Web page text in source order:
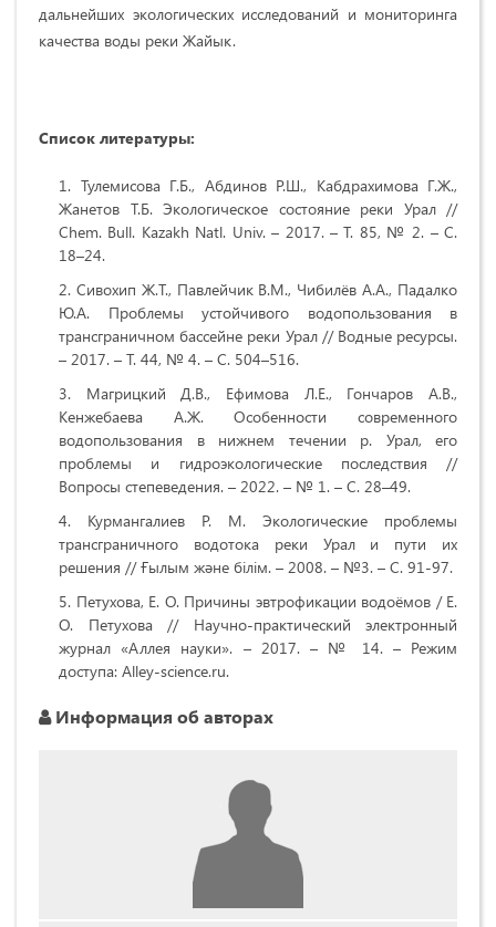
дальнейших экологических исследований и мониторинга
качества воды реки Жайык.
Список литературы:
Тулемисова Г.Б., Абдинов Р.Ш., Кабдрахимова Г.Ж.,
Жанетов Т.Б. Экологическое состояние реки Урал //
Chem. Bull. Kazakh Natl. Univ. – 2017. – Т. 85, № 2. – С.
18–24.
Сивохип Ж.Т., Павлейчик В.М., Чибилёв А.А., Падалко
Ю.А. Проблемы устойчивого водопользования в
трансграничном бассейне реки Урал // Водные ресурсы.
– 2017. – Т. 44, № 4. – С. 504–516.
Магрицкий Д.В., Ефимова Л.Е., Гончаров А.В.,
Кенжебаева А.Ж. Особенности современного
водопользования в нижнем течении р. Урал, его
проблемы и гидроэкологические последствия //
Вопросы степеведения. – 2022. – № 1. – С. 28–49.
Курмангалиев Р. М. Экологические проблемы
трансграничного водотока реки Урал и пути их
решения // Ғылым және білім. – 2008. – №3. – С. 91-97.
Петухова, Е. О. Причины эвтрофикации водоёмов / Е.
О. Петухова // Научно-практический электронный
журнал «Аллея науки». – 2017. – № 14. – Режим
доступа: Alley-science.ru.
Информация об авторах